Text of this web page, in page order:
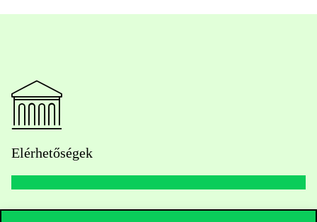
Elérhetőségek
Telefonszám:+36 1 482 5000